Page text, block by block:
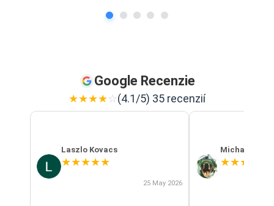
Google Recenzie
★★★★☆(4.1/5) 35 recenzií
Laszlo Kovacs
★★★★★
25 May 2026
Michal Szabo
★★★